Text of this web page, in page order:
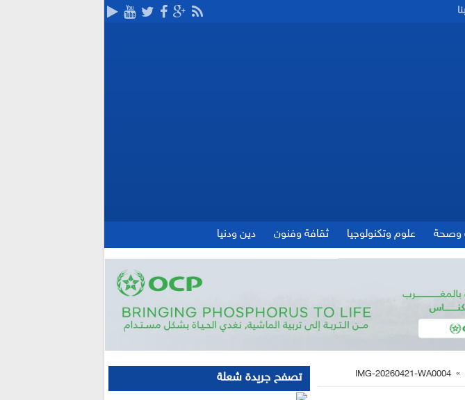
علوم وتكنولوجيا ثقافة وفنون دين ودنيا
تصفح جريدة شعلة »
IMG-20260421-WA0004